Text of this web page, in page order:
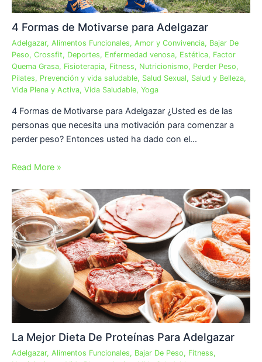
4 Formas de Motivarse para Adelgazar
Adelgazar, Alimentos Funcionales, Amor y Convivencia, Bajar De
Peso, Crossfit, Deportes, Enfermedad venosa, Estética, Factor
Quema Grasa, Fisioterapia, Fitness, Nutricionismo, Perder Peso,
Pilates, Prevención y vida saludable, Salud Sexual, Salud y Belleza,
Vida Plena y Activa, Vida Saludable, Yoga
4 Formas de Motivarse para Adelgazar ¿Usted es de las
personas que necesita una motivación para comenzar a
perder peso? Entonces usted ha dado con el…
Read More »
La Mejor Dieta De Proteínas Para Adelgazar
Adelgazar, Alimentos Funcionales, Bajar De Peso, Fitness,